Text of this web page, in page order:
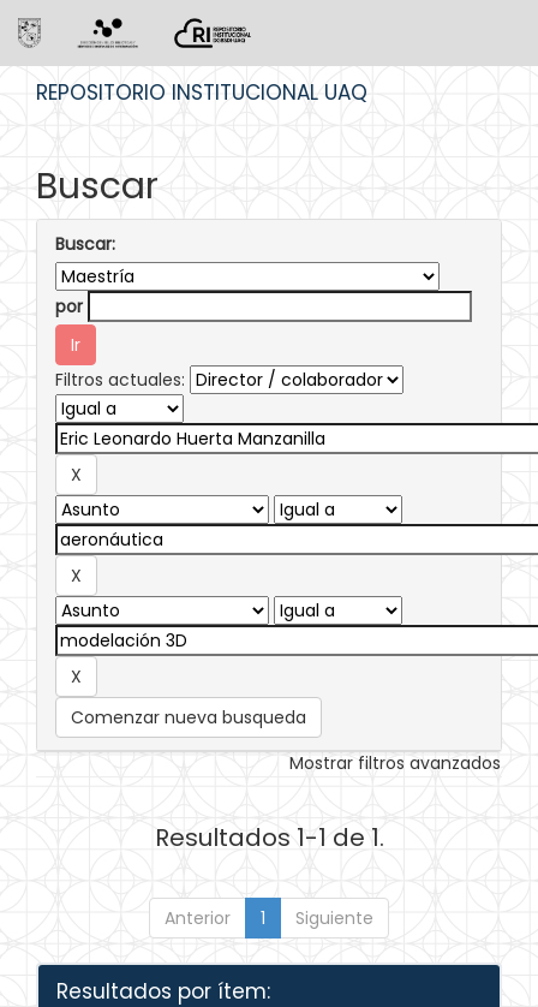
REPOSITORIO INSTITUCIONAL UAQ
Buscar
Buscar:
por
Filtros actuales:
Comenzar nueva busqueda
Mostrar filtros avanzados
Resultados 1-1 de 1.
Anterior 1 Siguiente
Resultados por ítem: